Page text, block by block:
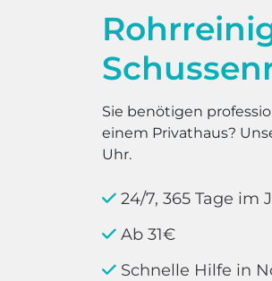
Sie benötigen
einem Privathaus?
Uhr.
24/7, 365 Tage im
Ab 31€
Schnelle Hilfe in